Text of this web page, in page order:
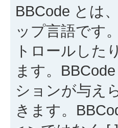
BBCode とは
ップ言語です
トロールした
ます。
ションが与え
きます。